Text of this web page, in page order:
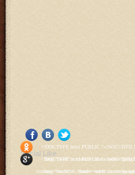
<!DOCTYPE html PUBLIC "-//W3C//DTD XHTML 1.0 Transitional//EN" "http://www.w3.org/TR/xhtml1/DTD/xhtml1-transitional.dtd"> <html xmlns="http://www.w3.org/1999/xhtml" xml:lang="ru-ru" lang="ru-ru" > <head> <meta name="google-site-verification" content="4vFPaFr8_T0N5uYcY4vh3M1DtIkbIJH6yDV7_NDqfJc" /> <base href="http://antik.1kzn.ru/" /> <meta http-equiv="content-type" content="text/html; charset=utf-8" /> <meta name="keywords" content="каталог антиквариат, часы продажа, старинные часы, напольные часы, настенные часы, каминные часы, мебель, старинные люстры, картины, торшеры, резьба, мебель, коллекционирование, чугунное литьё, предметы старины, реставрация, интерьер, модерн, классицизм, кресло, диван, мозаика, гарнитур, дуб, зеркало, светильник, канделябр, шифоньер, шкаф, буфет, комод, сундук, букинист, жирандоль, бронза" /> <meta name="rights" content="Продажа антиквариата http://antik.1kzn.ru" /> <meta name="author" content="Super User" /> <meta name="description" content="Продажа антиквариата, каталог антиквариата." /> <meta name="generator" content="Joomla! - Open Source Content Management" /> <title>Каталог антиквариата - Продажа антиквариата </title> <link rel="stylesheet" href="/plugins/system/rokbox/assets/styles/rokbox.css" type="text/css" /> <link rel="stylesheet" href="/libraries/gantry/css/grid-12.css" type="text/css" /> <link rel="stylesheet" href="/libraries/gantry/css/gantry.css" type="text/css" /> <link rel="stylesheet" href="/libraries/gantry/css/joomla.css" type="text/css" /> <link rel="stylesheet" href="/templates/rt_juxta/css/joomla.css" type="text/css" /> <link rel="stylesheet" href="/
<!DOCTYPE html PUBLIC "-//W3C//DTD XHTML 1.0 Transitional//EN" "http://www.w3.org/TR/xhtml1/DTD/xhtml1-transitional.dtd"> <html xmlns="http://www.w3.org/1999/xhtml" xml:lang="ru-ru" lang="ru-ru" > <head> <meta name="google-site-verification" content="4vFPaFr8_T0N5uYcY4vh3M1DtIkbIJH6yDV7_NDqfJc" /> <base href="http://antik.1kzn.ru/" /> <meta http-equiv="content-type" content="text/html; charset=utf-8" /> <meta name="keywords" content="каталог антиквариат, часы продажа, старинные часы, напольные часы, настенные часы, каминные часы, мебель, старинные люстры, картины, торшеры, резьба, мебель, коллекционирование, чугунное литьё, предметы старины, реставрация, интерьер, модерн, классицизм, кресло, диван, мозаика, гарнитур, дуб, зеркало, светильник, канделябр, шифоньер, шкаф, буфет, комод, сундук, букинист, жирандоль, бронза" /> <meta name="rights" content="Продажа антиквариата http://antik.1kzn.ru" /> <meta name="author" content="Super User" /> <meta name="description" content="Продажа антиквариата, каталог антиквариата." /> <meta name="generator" content="Joomla! - Open Source Content Management" /> <title>Каталог антиквариата - Продажа антиквариата </title> <link rel="stylesheet" href="/plugins/system/rokbox/assets/styles/rokbox.css" type="text/css" /> <link rel="stylesheet" href="/libraries/gantry/css/grid-12.css" type="text/css" /> <link rel="stylesheet" href="/libraries/gantry/css/gantry.css" type="text/css" /> <link rel="stylesheet" href="/libraries/gantry/css/joomla.css" type="text/css" /> <link rel="stylesheet" href="/templates/rt_juxta/css/joomla.css" type="text/css" /> <link rel="stylesheet" href="/
Social Like